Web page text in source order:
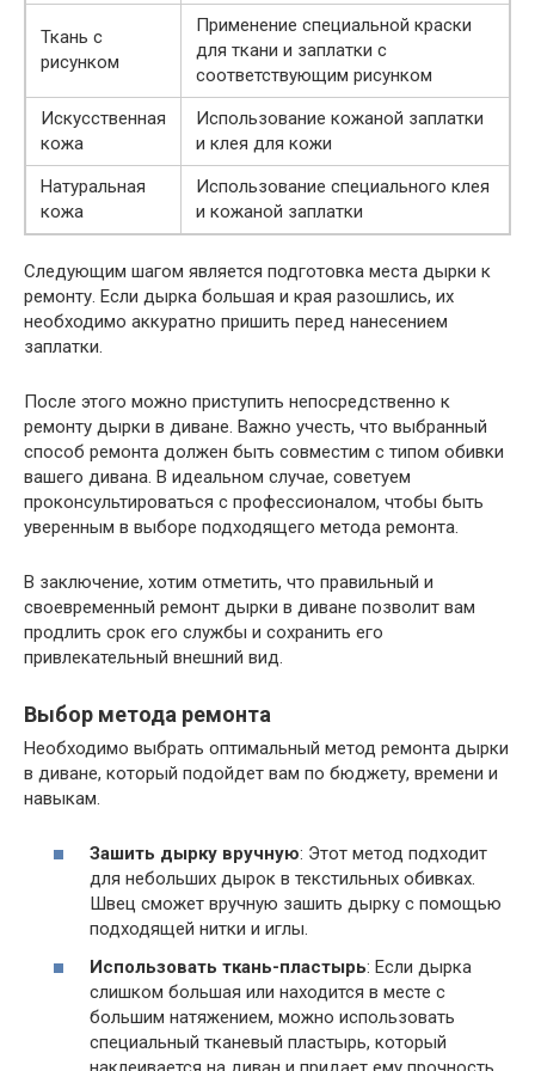
Ткань с
рисунком
Применение специальной краски
для ткани и заплатки с
соответствующим рисунком
Искусственная
кожа
Использование кожаной заплатки
и клея для кожи
Натуральная
кожа
Использование специального клея
и кожаной заплатки
Следующим шагом является подготовка места дырки к
ремонту. Если дырка большая и края разошлись, их
необходимо аккуратно пришить перед нанесением
заплатки.
После этого можно приступить непосредственно к
ремонту дырки в диване. Важно учесть, что выбранный
способ ремонта должен быть совместим с типом обивки
вашего дивана. В идеальном случае, советуем
проконсультироваться с профессионалом, чтобы быть
уверенным в выборе подходящего метода ремонта.
В заключение, хотим отметить, что правильный и
своевременный ремонт дырки в диване позволит вам
продлить срок его службы и сохранить его
привлекательный внешний вид.
Выбор метода ремонта
Необходимо выбрать оптимальный метод ремонта дырки
в диване, который подойдет вам по бюджету, времени и
навыкам.
Зашить дырку вручную: Этот метод подходит
для небольших дырок в текстильных обивках.
Швец сможет вручную зашить дырку с помощью
подходящей нитки и иглы.
Использовать ткань-пластырь: Если дырка
слишком большая или находится в месте с
большим натяжением, можно использовать
специальный тканевый пластырь, который